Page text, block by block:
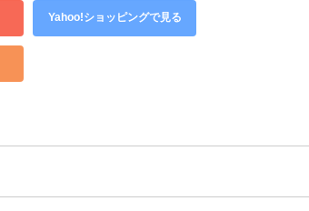
Yahoo!ショッピングで見る